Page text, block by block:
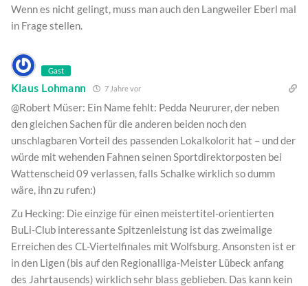
Wenn es nicht gelingt, muss man auch den Langweiler Eberl mal
in Frage stellen.
Gast
Klaus Lohmann 7 Jahre vor
@Robert Müser: Ein Name fehlt: Pedda Neururer, der neben
den gleichen Sachen für die anderen beiden noch den
unschlagbaren Vorteil des passenden Lokalkolorit hat – und der
würde mit wehenden Fahnen seinen Sportdirektorposten bei
Wattenscheid 09 verlassen, falls Schalke wirklich so dumm
wäre, ihn zu rufen:)
Zu Hecking: Die einzige für einen meistertitel-orientierten
BuLi-Club interessante Spitzenleistung ist das zweimalige
Erreichen des CL-Viertelfinales mit Wolfsburg. Ansonsten ist er
in den Ligen (bis auf den Regionalliga-Meister Lübeck anfang
des Jahrtausends) wirklich sehr blass geblieben. Das kann kein